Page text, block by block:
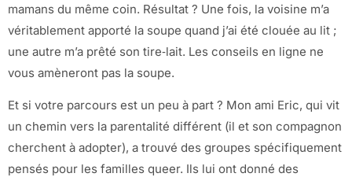
mamans du même coin. Résultat ? Une fois, la voisine m’a
véritablement apporté la soupe quand j’ai été clouée au lit ;
une autre m’a prêté son tire‑lait. Les conseils en ligne ne
vous amèneront pas la soupe.
Et si votre parcours est un peu à part ? Mon ami Eric, qui vit
un chemin vers la parentalité différent (il et son compagnon
cherchent à adopter), a trouvé des groupes spécifiquement
pensés pour les familles queer. Ils lui ont donné des